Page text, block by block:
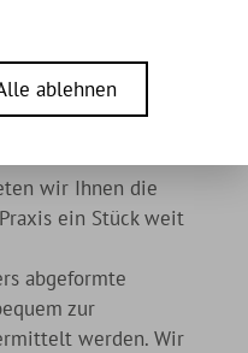
Zeit,
uns
wir Ihnen die
ein Stück weit
abgeformte
zur
werden. Wir
ablehnen